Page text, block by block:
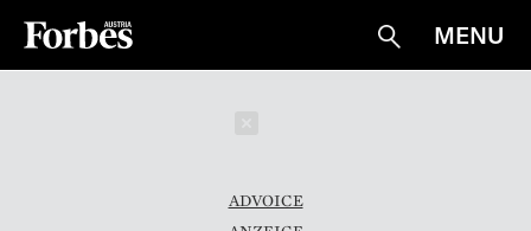
Suche
MENU
ADVOICE